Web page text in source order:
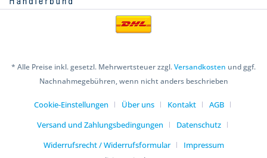
* Alle Preise inkl. gesetzl. Mehrwertsteuer zzgl.Versandkosten und ggf.
Nachnahmegebühren, wenn nicht anders beschrieben
Cookie-Einstellungen Über uns Kontakt
AGB
Versand und Zahlungsbedingungen
Datenschutz
Widerrufsrecht / Widerrufsformular
Impressum